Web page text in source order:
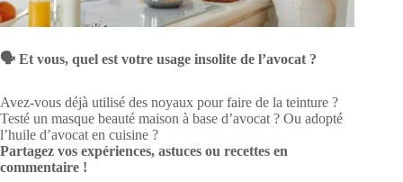
🗣 Et vous, quel est votre usage insolite de l’avocat ?
Avez-vous déjà utilisé des noyaux pour faire de la teinture ?
Testé un masque beauté maison à base d’avocat ? Ou adopté
l’huile d’avocat en cuisine ?
Partagez vos expériences, astuces ou recettes en
commentaire !